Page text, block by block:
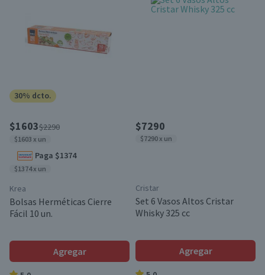
30% dcto.
$1603$2290
$1603 x un
Paga $1374
$1374 x un
Krea
Bolsas Herméticas Cierre
Fácil 10 un.
Agregar
$7290
$7290 x un
Cristar
Set 6 Vasos Altos Cristar
Whisky 325 cc
Agregar